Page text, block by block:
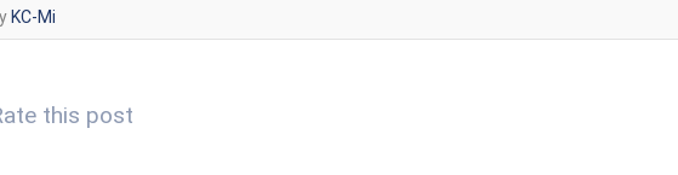
KC-Mi
this post